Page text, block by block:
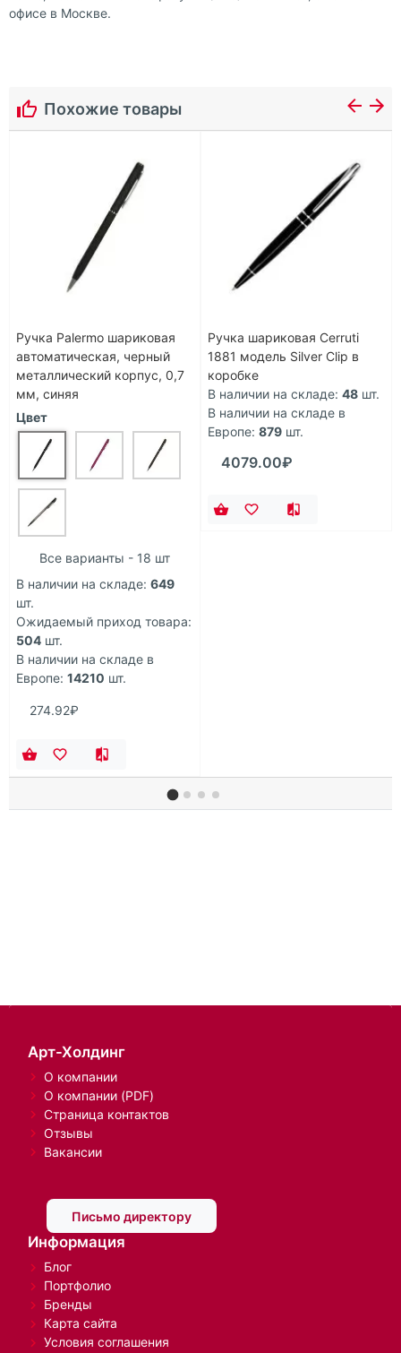
офисе в Москве.
Похожие товары
Ручка Palermo шариковая
автоматическая, черный
металлический корпус, 0,7
мм, синяя
Цвет
Все варианты - 18 шт
В наличии на складе: 649
шт.
Ожидаемый приход товара:
504 шт.
В наличии на складе в
Европе: 14210 шт.
274.92₽
Ручка шариковая Cerruti
1881 модель Silver Clip в
коробке
В наличии на складе: 48 шт.
В наличии на складе в
Европе: 879 шт.
4079.00₽
Арт-Холдинг
О компании
О компании (PDF)
Страница контактов
Отзывы
Вакансии
Письмо директору
Информация
Блог
Портфолио
Бренды
Карта сайта
Условия соглашения